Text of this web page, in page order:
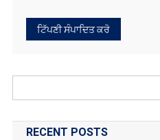
RECENT POSTS